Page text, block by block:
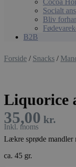
Cocoa
Socialt
Bliv
B2B
Forside / Snacks /
Liquorice
35,00 kr.
Lækre sprøde mandler
ca. 45 gr.